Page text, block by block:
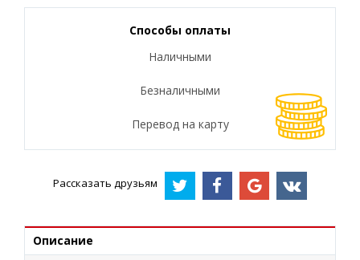
Способы оплаты
Наличными
Безналичными
Перевод на карту
Рассказать друзьям
Описание